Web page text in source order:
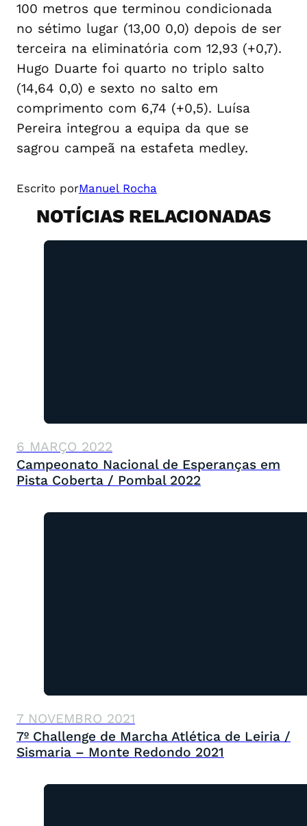
100 metros que terminou condicionada
no sétimo lugar (13,00 0,0) depois de ser
terceira na eliminatória com 12,93 (+0,7).
Hugo Duarte foi quarto no triplo salto
(14,64 0,0) e sexto no salto em
comprimento com 6,74 (+0,5). Luísa
Pereira integrou a equipa da que se
sagrou campeã na estafeta medley.
Escrito porManuel Rocha
NOTÍCIAS RELACIONADAS
6 MARÇO 2022
Campeonato Nacional de Esperanças em
Pista Coberta / Pombal 2022
7 NOVEMBRO 2021
7º Challenge de Marcha Atlética de Leiria /
Sismaria – Monte Redondo 2021